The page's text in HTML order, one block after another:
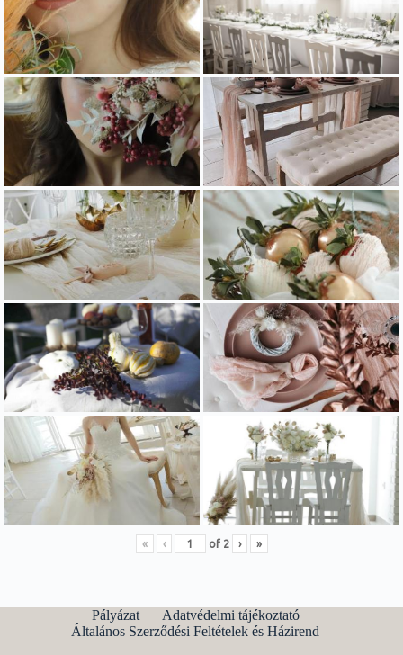
« ‹ of 2 › »
Pályázat
Adatvédelmi tájékoztató
Általános Szerződési Feltételek és Házirend